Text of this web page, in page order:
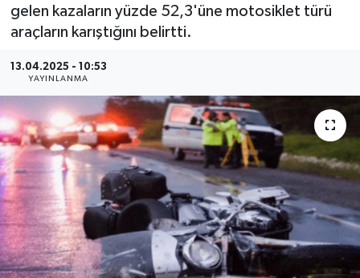
gelen kazaların yüzde 52,3'üne motosiklet türü
araçların karıştığını belirtti.
13.04.2025 - 10:53
YAYINLANMA